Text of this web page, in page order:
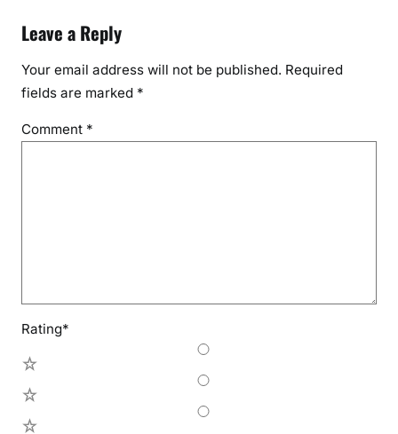
Leave a Reply
Your email address will not be published. Required
fields are marked *
Comment *
Rating*